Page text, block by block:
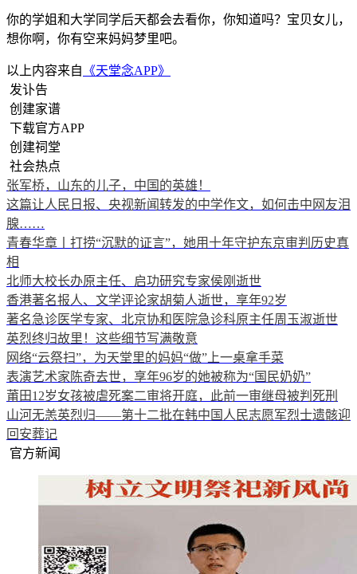
你的学姐和大学同学后天都会去看你，你知道吗？宝贝女儿，
想你啊，你有空来妈妈梦里吧。
以上内容来自 《天堂念APP》
发讣告
创建家谱
下载官方APP
创建祠堂
社会热点
张军桥，山东的儿子，中国的英雄！
这篇让人民日报、央视新闻转发的中学作文，如何击中网友泪
腺……
青春华章丨打捞“沉默的证言”，她用十年守护东京审判历史真
相
北师大校长办原主任、启功研究专家侯刚逝世
香港著名报人、文学评论家胡菊人逝世，享年92岁
著名急诊医学专家、北京协和医院急诊科原主任周玉淑逝世
英烈终归故里！这些细节写满敬意
网络“云祭扫”，为天堂里的妈妈“做”上一桌拿手菜
表演艺术家陈奇去世，享年96岁的她被称为“国民奶奶”
莆田12岁女孩被虐死案二审将开庭，此前一审继母被判死刑
山河无恙英烈归——第十二批在韩中国人民志愿军烈士遗骸迎
回安葬记
官方新闻